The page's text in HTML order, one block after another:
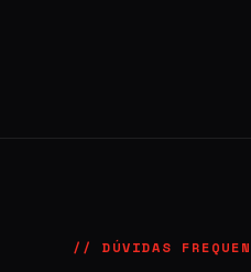
// DÚVIDAS